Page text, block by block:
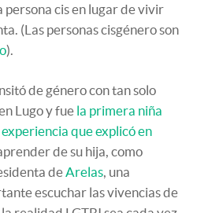
persona cis en lugar de vivir
(Las personas cisgénero son
).
de género con tan solo
Lugo y fue la primera niña
que explicó en
de su hija, como
deArelas, una
escuchar las vivencias de